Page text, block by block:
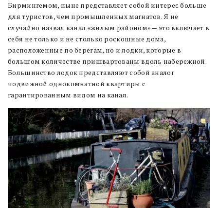
Бирмингемом, ныне представляет собой интерес больше
для туристов, чем промышленных магнатов. Я не
случайно назвал канал «жилым районом» — это включает в
себя не только и не столько роскошные дома,
расположенные по берегам, но и лодки, которые в
большом количестве пришвартованы вдоль набережной.
Большинство лодок представляют собой аналог
подвижной однокомнатной квартиры с
гарантированным видом на канал.